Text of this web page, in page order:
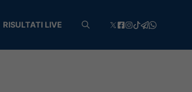
RISULTATI LIVE